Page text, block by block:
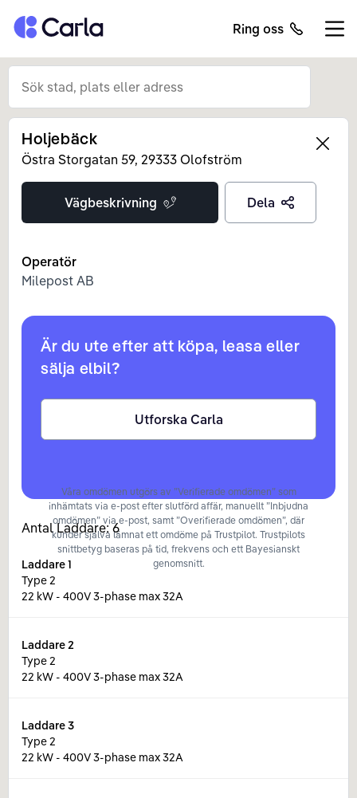
Tillbaka till startsidan Ring oss
Left
Holjebäck
Östra Storgatan 59, 29333 Olofström
Vägbeskrivning Dela
Operatör
Milepost AB
Är du ute efter att köpa, leasa eller
sälja elbil?
Utforska Carla
Våra omdömen utgörs av ”Verifierade omdömen” som
inhämtats via e-post efter slutförd affär, manuellt ”Inbjudna
omdömen” via e-post, samt ”Overifierade omdömen”, där
kunder själva lämnat ett omdöme på Trustpilot. Trustpilots
snittbetyg baseras på tid, frekvens och ett Bayesianskt
genomsnitt.
Antal Laddare:6
Laddare1
Type 2
22 kW - 400V 3-phase max 32A
Laddare2
Type 2
22 kW - 400V 3-phase max 32A
Laddare3
Type 2
22 kW - 400V 3-phase max 32A